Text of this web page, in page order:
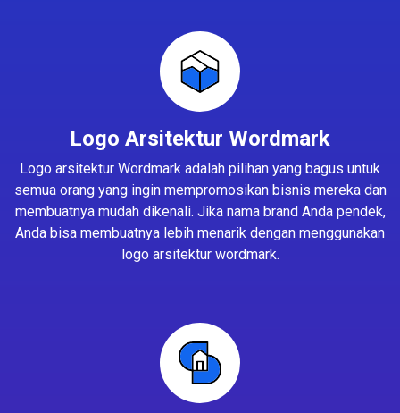
Logo Arsitektur Wordmark
Logo arsitektur Wordmark adalah pilihan yang bagus untuk
semua orang yang ingin mempromosikan bisnis mereka dan
membuatnya mudah dikenali. Jika nama brand Anda pendek,
Anda bisa membuatnya lebih menarik dengan menggunakan
logo arsitektur wordmark.